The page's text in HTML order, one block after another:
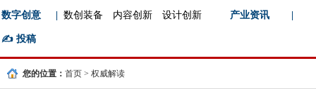
数字创意 数创装备 内容创新 设计创新 产业资讯
✍️ 投稿
您的位置： 首页 > 权威解读